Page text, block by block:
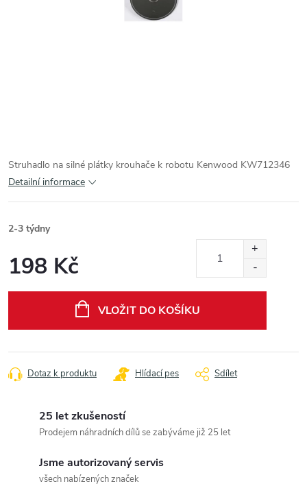
Struhadlo na silné plátky krouhače k robotu Kenwood KW712346
Detailní informace
2-3 týdny
198 Kč
VLOŽIT DO KOŠÍKU
Dotaz k produktu Hlídací pes Sdílet
25 let zkušeností
Prodejem náhradních dílů se zabýváme již 25 let
Jsme autorizovaný servis
všech nabízených značek